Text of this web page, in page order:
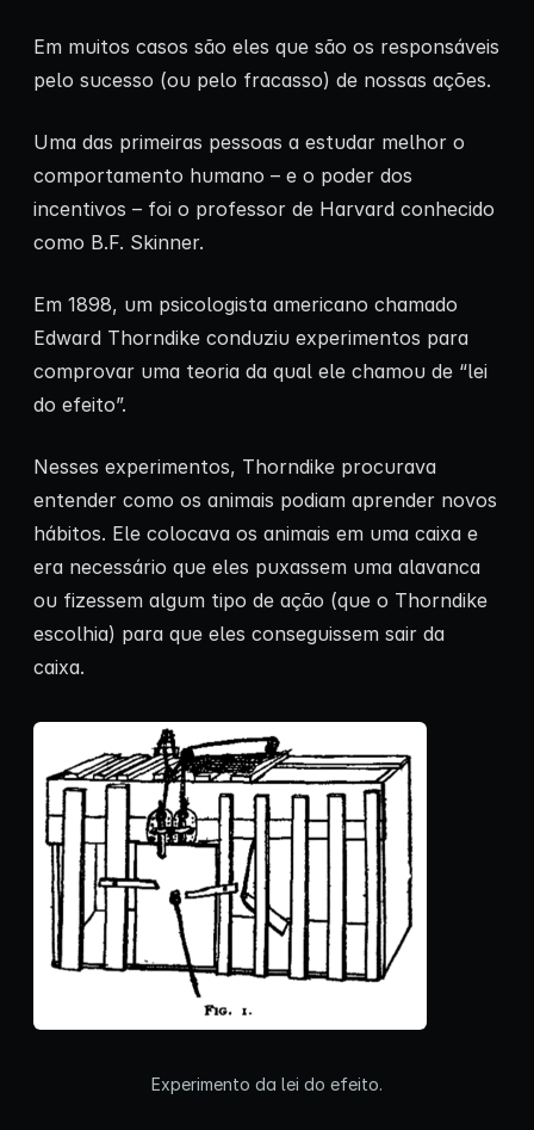
Em muitos casos são eles que são os responsáveis
pelo sucesso (ou pelo fracasso) de nossas ações.
Uma das primeiras pessoas a estudar melhor o
comportamento humano – e o poder dos
incentivos – foi o professor de Harvard conhecido
como B.F. Skinner.
Em 1898, um psicologista americano chamado
Edward Thorndike conduziu experimentos para
comprovar uma teoria da qual ele chamou de “lei
do efeito”.
Nesses experimentos, Thorndike procurava
entender como os animais podiam aprender novos
hábitos. Ele colocava os animais em uma caixa e
era necessário que eles puxassem uma alavanca
ou fizessem algum tipo de ação (que o Thorndike
escolhia) para que eles conseguissem sair da
caixa.
Experimento da lei do efeito.